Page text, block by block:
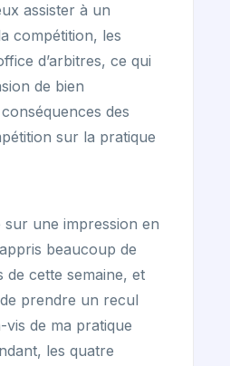
assister à un
compétition, les
d’arbitres, ce qui
de bien
des
sur la pratique
une impression en
beaucoup de
cette semaine, et
prendre un recul
vis de ma pratique
les quatre